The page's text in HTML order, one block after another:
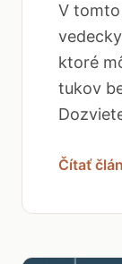
V tomto
ktoré
tukov
Čítať